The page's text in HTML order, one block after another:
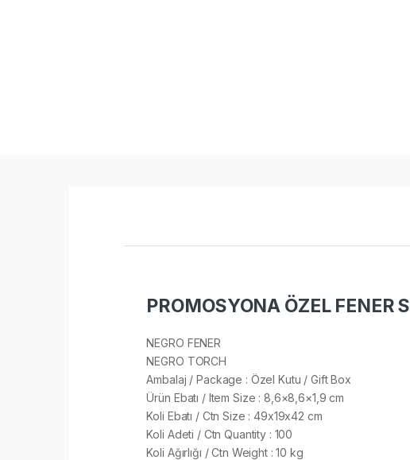
PROMOSYONA ÖZEL FENER
NEGRO FENER
NEGRO TORCH
Ambalaj / Package : Özel Kutu / Gift Box
Ürün Ebatı / Item Size : 8,6×8,6×1,9 cm
Koli Ebatı / Ctn Size : 49x19x42 cm
Koli Adeti / Ctn Quantity : 100
Koli Ağırlığı / Ctn Weight : 10 kg